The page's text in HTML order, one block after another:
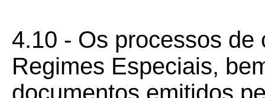
4.10 - Os processos
Regimes Especiais,
documentos emitidos